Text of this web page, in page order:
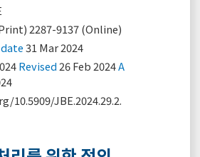
2287-9137 (Online)
31 Mar 2024
Revised 26 Feb 2024A
10.5909/JBE.2024.29.2.